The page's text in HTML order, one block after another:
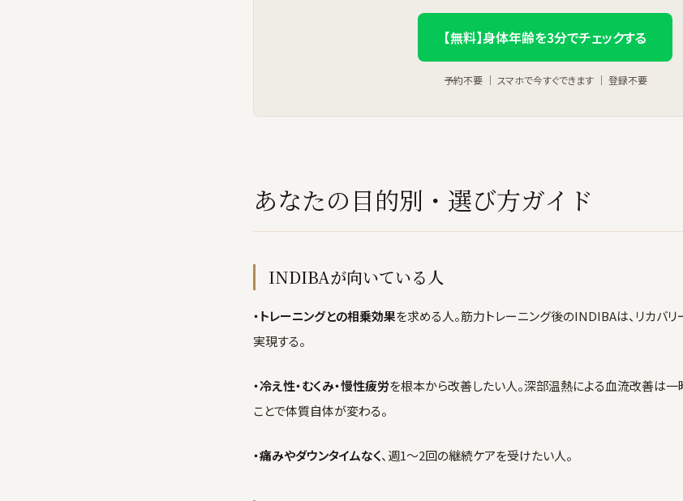
【無料】身体年齢を3分でチェックする
予約不要 ｜ スマホで今すぐできます ｜ 登録不要
あなたの目的別・選び方ガイド
INDIBAが向いている人
・トレーニングとの相乗効果を求める人。筋力トレーニング後のINDIBAは、リカバ
実現する。
・冷え性・むくみ・慢性疲労を根本から改善したい人。深部温熱による血流改善は一
ことで体質自体が変わる。
・痛みやダウンタイムなく、週1〜2回の継続ケアを受けたい人。